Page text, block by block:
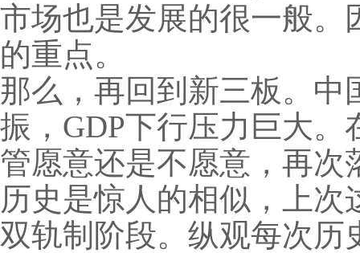
市场也是发展的很一般。
的重点。
那么，再回到新三板。
振，GDP下行压力巨大
管愿意还是不愿意，再次
历史是惊人的相似，上
双轨制阶段。纵观每次历